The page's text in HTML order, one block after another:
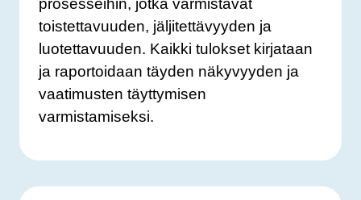
toistettavuuden, jäljitettävyyden ja
luotettavuuden. Kaikki tulokset kirjataan
ja raportoidaan täyden näkyvyyden ja
vaatimusten täyttymisen
varmistamiseksi.